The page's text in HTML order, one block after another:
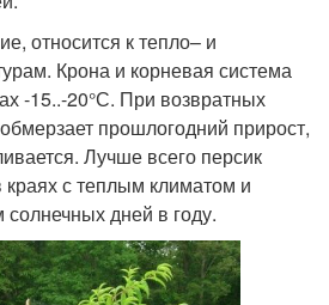
относится к тепло– и
Крона и корневая система
-15..-20°С. При возвратных
прошлогодний прирост,
Лучше всего персик
краях с теплым климатом и
дней в году.